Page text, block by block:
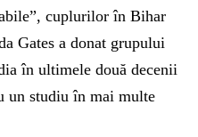
cuplurilor în Bihar
Gates a donat grupului
în ultimele două decenii
un studiu în mai multe